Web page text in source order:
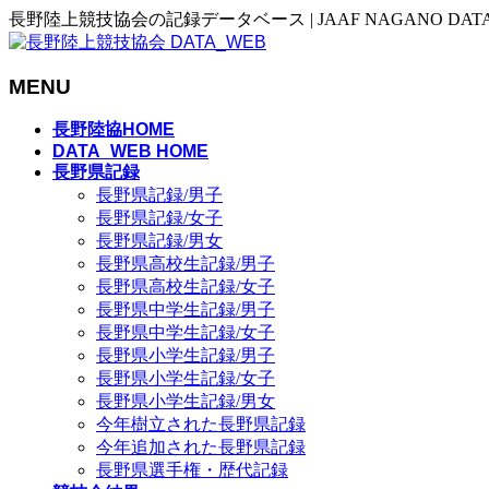
長野陸上競技協会の記録データベース | JAAF NAGANO
MENU
長野陸協HOME
DATA_WEB HOME
長野県記録
長野県記録/男子
長野県記録/女子
長野県記録/男女
長野県高校生記録/男子
長野県高校生記録/女子
長野県中学生記録/男子
長野県中学生記録/女子
長野県小学生記録/男子
長野県小学生記録/女子
長野県小学生記録/男女
今年樹立された長野県記録
今年追加された長野県記録
長野県選手権・歴代記録